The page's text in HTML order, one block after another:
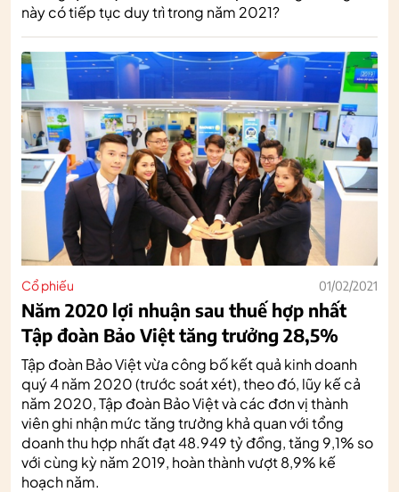
này có tiếp tục duy trì trong năm 2021?
Cổ phiếu 01/02/2021
Năm 2020 lợi nhuận sau thuế hợp nhất
Tập đoàn Bảo Việt tăng trưởng 28,5%
Tập đoàn Bảo Việt vừa công bố kết quả kinh doanh
quý 4 năm 2020 (trước soát xét), theo đó, lũy kế cả
năm 2020, Tập đoàn Bảo Việt và các đơn vị thành
viên ghi nhận mức tăng trưởng khả quan với tổng
doanh thu hợp nhất đạt 48.949 tỷ đồng, tăng 9,1% so
với cùng kỳ năm 2019, hoàn thành vượt 8,9% kế
hoạch năm.